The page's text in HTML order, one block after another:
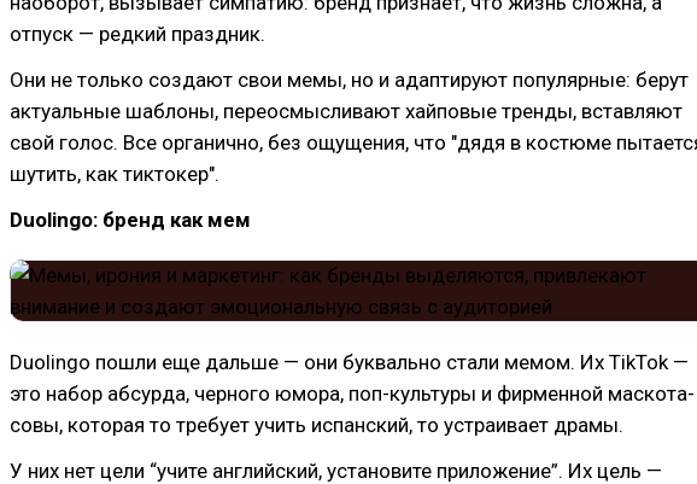
отпуск — редкий праздник.
Они не только создают свои мемы, но и адаптируют популярные: берут
актуальные шаблоны, переосмысливают хайповые тренды, вставляют
свой голос. Все органично, без ощущения, что "дядя в костюме
шутить, как тиктокер".
Duolingo: бренд как мем
Duolingo пошли еще дальше — они буквально стали мемом. Их TikTok —
это набор абсурда, черного юмора, поп-культуры и фирменной маскота-
совы, которая то требует учить испанский, то устраивает драмы.
У них нет цели “учите английский, установите приложение”. Их цель —